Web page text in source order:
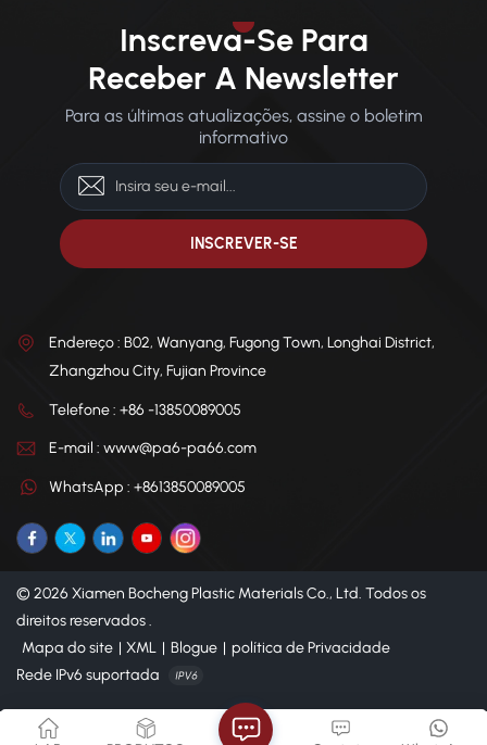
Inscreva-Se Para
Receber A Newsletter
Para as últimas atualizações, assine o boletim
informativo
Endereço : B02, Wanyang, Fugong Town, Longhai District,
Zhangzhou City, Fujian Province
Telefone : +86 -13850089005
E-mail : www@pa6-pa66.com
WhatsApp : +8613850089005
© 2026 Xiamen Bocheng Plastic Materials Co., Ltd. Todos os
direitos reservados .
Mapa do site | XML | Blogue | política de Privacidade
Rede IPv6 suportada